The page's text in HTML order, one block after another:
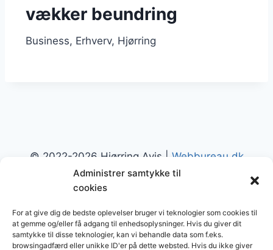
Administrer samtykke til
cookies
For at give dig de bedste oplevelser bruger vi teknologier som cookies til
at gemme og/eller få adgang til enhedsoplysninger. Hvis du giver dit
samtykke til disse teknologier, kan vi behandle data som f.eks.
browsingadfærd eller unikke ID'er på dette websted. Hvis du ikke giver
vækker‌ beundring
Business Erhverv Hjørring
© 2022-2026 Hjørring Avis | Webbureau.dk
Restaurant Restauranter Spisesteder